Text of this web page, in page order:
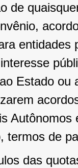
de
Estado
termos de
das